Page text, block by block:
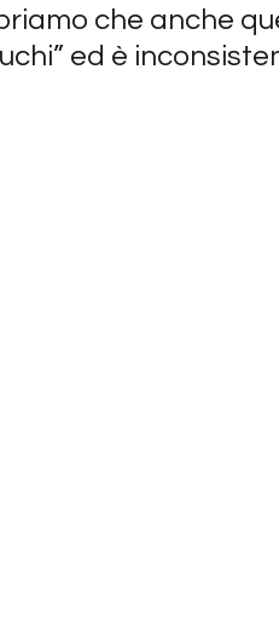
che anche
ed è